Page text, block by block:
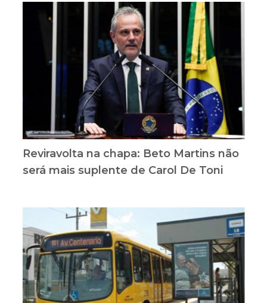
Reviravolta na chapa: Beto Martins não
será mais suplente de Carol De Toni